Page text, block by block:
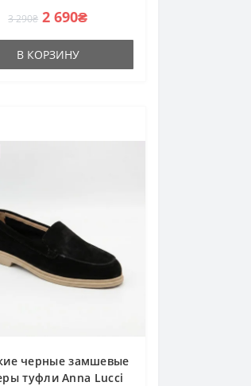
3 290₴ 2 690₴
В КОРЗИНУ
черные замшевые
туфли Anna Lucci